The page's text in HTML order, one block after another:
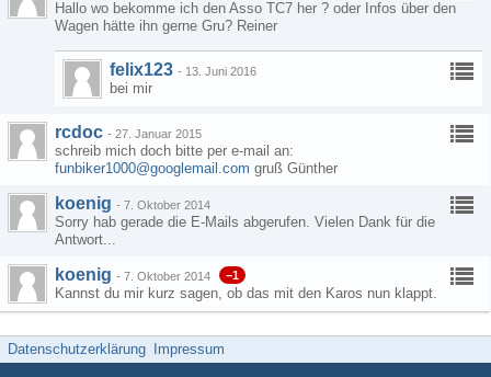
Hallo wo bekomme ich den Asso TC7 her ? oder Infos über den
Wagen hätte ihn gerne Gru? Reiner
felix123 - 13. Juni 2016
bei mir
rcdoc - 27. Januar 2015
schreib mich doch bitte per e-mail an:
funbiker1000@googlemail.com gruß Günther
koenig - 7. Oktober 2014
Sorry hab gerade die E-Mails abgerufen. Vielen Dank für die
Antwort...
koenig - 7. Oktober 2014 −1
Kannst du mir kurz sagen, ob das mit den Karos nun klappt.
Datenschutzerklärung Impressum